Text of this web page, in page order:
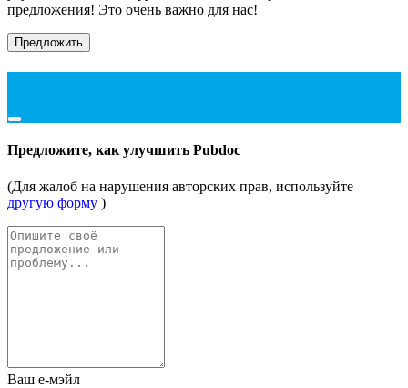
предложения! Это очень важно для нас!
Предложить
Предложите, как улучшить Pubdoc
(Для жалоб на нарушения авторских прав, используйте
другую форму )
Ваш е-мэйл